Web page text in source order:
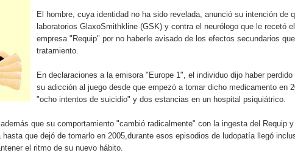
Hernández y El Canario se unen al regreso de Pavel Núñez y su
Leonardo Aguilera afirma que Banreservas seguirá impulsando la
del hambre
y sus filiales realizan en Santiago el segundo Foro del Ahorro
inaugura oficina en el Centro de Retención de Vehículos de
El hombre, cuya identidad no ha sido revelada, anunció su intención de
laboratorios GlaxoSmithkline (GSK) y contra el neurólogo que le recetó
empresa "Requip" por no haberle avisado de los efectos secundarios
tratamiento.
En declaraciones a la emisora "Europe 1", el individuo dijo haber
su adicción al juego desde que empezó a tomar dicho medicamento en
"ocho intentos de suicidio" y dos estancias en un hospital psiquiátrico.
que su comportamiento "cambió radicalmente" con la ingesta del Requip
hasta que dejó de tomarlo en 2005,durante esos episodios de ludopatía llegó
el ritmo de su nuevo hábito.